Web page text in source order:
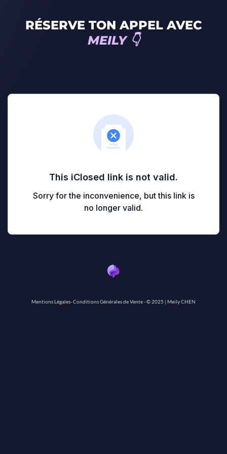
RÉSERVE TON APPEL AVEC
MEILY 👇
Mentions Légales-Conditions Générales de Vente- © 2025 | Meily CHEN